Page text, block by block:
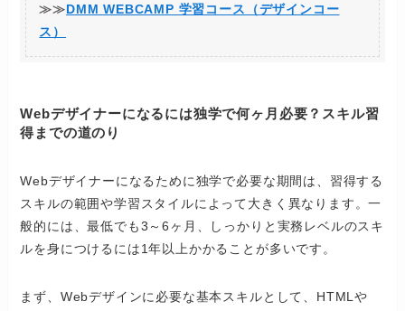
≫≫DMM WEBCAMP 学習コース（デザインコー
ス）
Webデザイナーになるには独学で何ヶ月必要？スキル習
得までの道のり
Webデザイナーになるために独学で必要な期間は、習得する
スキルの範囲や学習スタイルによって大きく異なります。一
般的には、最低でも3～6ヶ月、しっかりと実務レベルのスキ
ルを身につけるには1年以上かかることが多いです。
まず、Webデザインに必要な基本スキルとして、HTMLや